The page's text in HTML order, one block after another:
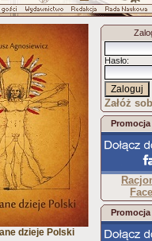
dzieje Polski
Hasło:
Załóż